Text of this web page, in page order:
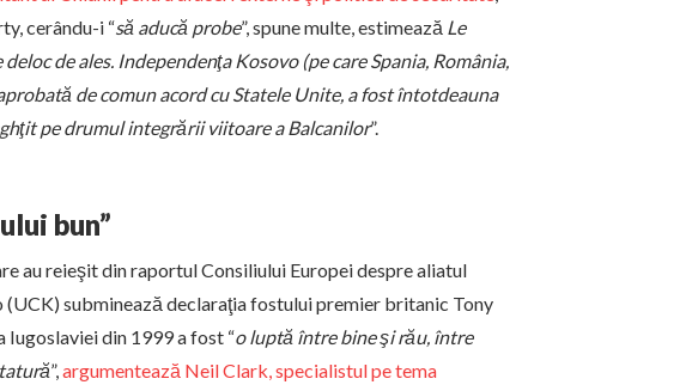
cerându-i “să aducă probe”, spune multe, estimează Le
de ales. Independenţa Kosovo (pe care Spania, România,
de comun acord cu Statele Unite, a fost întotdeauna
pe drumul integrării viitoare a Balcanilor”.
bun”
au reieşit din raportul Consiliului Europei despre aliatul
subminează declaraţia fostului premier britanic Tony
din 1999 a fost “o luptă între bine şi rău, între
”,argumentează Neil Clark, specialistul pe tema